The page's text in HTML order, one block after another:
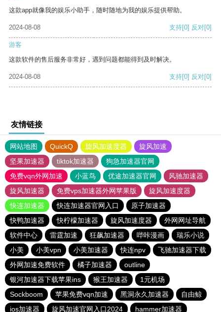
这款app就像我的娱乐小助手，随时随地为我的娱乐提供帮助。
2024-08-08 支持[0] 反对[0]
游客
这款软件的售后服务非常好，遇到问题都能得到及时解决。
2024-08-08 支持[0] 反对[0]
友情链接
网站地图 QuickQ 旋风加速度器
旋风加速
坚果加速器
tiktok加速器
狗急加速器官网
免费vqn外网加速
小蓝鸟 优途加速器官网
风驰加速器
旋风加速器
免费vps加速器外网苹果版
旋风加速度器
快连加速器
快连加速器官网入口
原子加速器
快鸭加速器
快柠檬加速器 旋风加速度器
外网网址导航
软件中心
雷霆加速 狂飙加速器 哔咔漫画
瑞乐小说
小美
小美vpn 小美加速器 快连npv
飞驰加速器下载
外网加速免费软件
橘子加速器
outline
银河加速器下载苹果ins
猴王加速器
1元机场
Sockboom
苹果免费vqn加速 黑洞永久加速器
自由鲸
ios加速器
旋风加速官网入口2024 hammer加速器